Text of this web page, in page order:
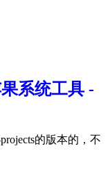
系统工具 -
的版本的，不